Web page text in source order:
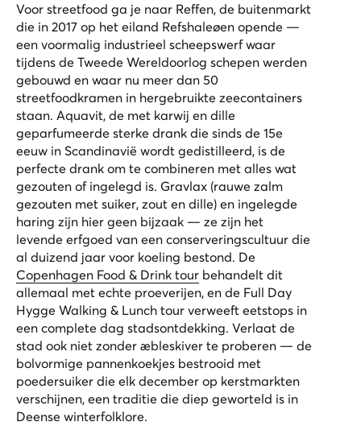
Voor streetfood ga je naar Reffen, de buitenmarkt
die in 2017 op het eiland Refshaleøen opende —
een voormalig industrieel scheepswerf waar
tijdens de Tweede Wereldoorlog schepen werden
gebouwd en waar nu meer dan 50
streetfoodkramen in hergebruikte zeecontainers
staan. Aquavit, de met karwij en dille
geparfumeerde sterke drank die sinds de 15e
eeuw in Scandinavië wordt gedistilleerd, is de
perfecte drank om te combineren met alles wat
gezouten of ingelegd is. Gravlax (rauwe zalm
gezouten met suiker, zout en dille) en ingelegde
haring zijn hier geen bijzaak — ze zijn het
levende erfgoed van een conserveringscultuur die
al duizend jaar voor koeling bestond. De
Copenhagen Food & Drink tour behandelt dit
allemaal met echte proeverijen, en de Full Day
Hygge Walking & Lunch tour verweeft eetstops in
een complete dag stadsontdekking. Verlaat de
stad ook niet zonder æbleskiver te proberen — de
bolvormige pannenkoekjes bestrooid met
poedersuiker die elk december op kerstmarkten
verschijnen, een traditie die diep geworteld is in
Deense winterfolklore.